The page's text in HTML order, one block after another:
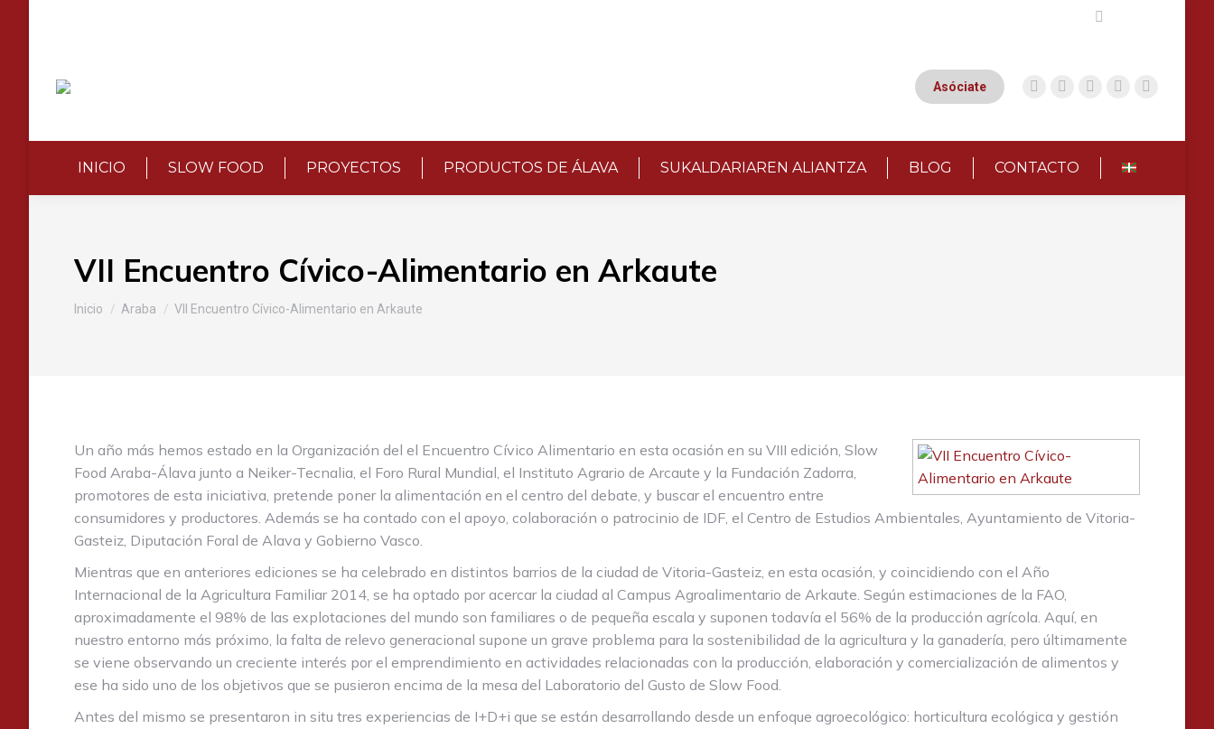
Buscar:
Asóciate
INICIO SLOW FOOD PROYECTOS PRODUCTOS DE ÁLAVA SUKALDARIAREN ALIANTZA BLOG CONTACTO
VII Encuentro Cívico-Alimentario en Arkaute
Estás aquí:
Inicio Araba VII Encuentro Cívico-Alimentario en Arkaute
Un año más hemos estado en la Organización del el Encuentro Cívico Alimentario en esta ocasión en su VIII edición, Slow
Food Araba-Álava junto a Neiker-Tecnalia, el Foro Rural Mundial, el Instituto Agrario de Arcaute y la Fundación Zadorra,
promotores de esta iniciativa, pretende poner la alimentación en el centro del debate, y buscar el encuentro entre
consumidores y productores. Además se ha contado con el apoyo, colaboración o patrocinio de IDF, el Centro de Estudios Ambientales, Ayuntamiento de Vitoria-
Gasteiz, Diputación Foral de Alava y Gobierno Vasco.
Mientras que en anteriores ediciones se ha celebrado en distintos barrios de la ciudad de Vitoria-Gasteiz, en esta ocasión, y coincidiendo con el Año
Internacional de la Agricultura Familiar 2014, se ha optado por acercar la ciudad al Campus Agroalimentario de Arkaute. Según estimaciones de la FAO,
aproximadamente el 98% de las explotaciones del mundo son familiares o de pequeña escala y suponen todavía el 56% de la producción agrícola. Aquí, en
nuestro entorno más próximo, la falta de relevo generacional supone un grave problema para la sostenibilidad de la agricultura y la ganadería, pero últimamente
se viene observando un creciente interés por el emprendimiento en actividades relacionadas con la producción, elaboración y comercialización de alimentos y
ese ha sido uno de los objetivos que se pusieron encima de la mesa del Laboratorio del Gusto de Slow Food.
Antes del mismo se presentaron in situ tres experiencias de I+D+i que se están desarrollando desde un enfoque agroecológico: horticultura ecológica y gestión